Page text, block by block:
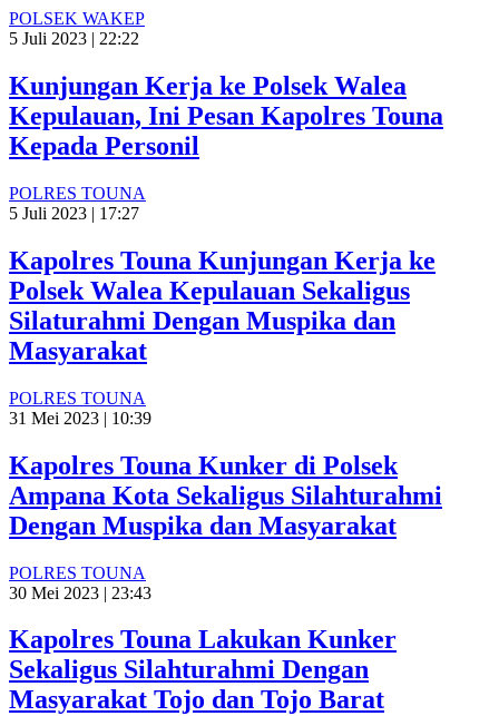
POLSEK WAKEP
5 Juli 2023 | 22:22
Kunjungan Kerja ke Polsek Walea
Kepulauan, Ini Pesan Kapolres Touna
Kepada Personil
POLRES TOUNA
5 Juli 2023 | 17:27
Kapolres Touna Kunjungan Kerja ke
Polsek Walea Kepulauan Sekaligus
Silaturahmi Dengan Muspika dan
Masyarakat
POLRES TOUNA
31 Mei 2023 | 10:39
Kapolres Touna Kunker di Polsek
Ampana Kota Sekaligus Silahturahmi
Dengan Muspika dan Masyarakat
POLRES TOUNA
30 Mei 2023 | 23:43
Kapolres Touna Lakukan Kunker
Sekaligus Silahturahmi Dengan
Masyarakat Tojo dan Tojo Barat